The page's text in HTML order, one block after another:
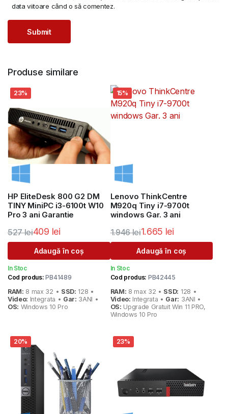
data viitoare când o să comentez.
Produse similare
23%
HP EliteDesk 800 G2 DM
TINY MiniPC i3-6100t W10
Pro 3 ani Garantie
527lei
Prețul
inițial
a
527 lei.
409 lei
Prețul
curent
este:
Adaugă în coș
In Stoc
Cod produs: PB41489
RAM: 8 max 32 • SSD: 128 •
Video: Integrata • Gar: 3ANI •
OS: Windows 10 Pro
15%
Lenovo ThinkCentre
M920q Tiny i7-9700t
windows Gar. 3 ani
1.946lei
Prețul
inițial
a
1.946 lei.
1.665 lei
Prețul
curent
este:
Adaugă în coș
In Stoc
Cod produs: PB42445
RAM: 8 max 32 • SSD: 128 •
Video: Integrata • Gar: 3ANI •
OS: Upgrade Gratuit Win 11 PRO,
Windows 10 Pro
20% 23%